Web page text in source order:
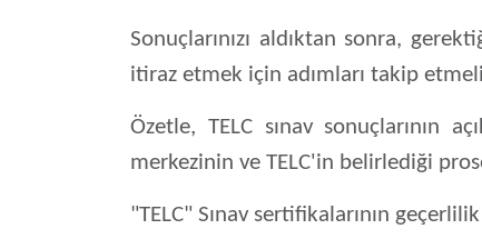
Sonuçlarınızı aldıktan sonra,
itiraz etmek için adımları takip
Özetle, TELC sınav sonuçlarının
merkezinin ve TELC'in belirlediği
"TELC" Sınav sertifikalarının